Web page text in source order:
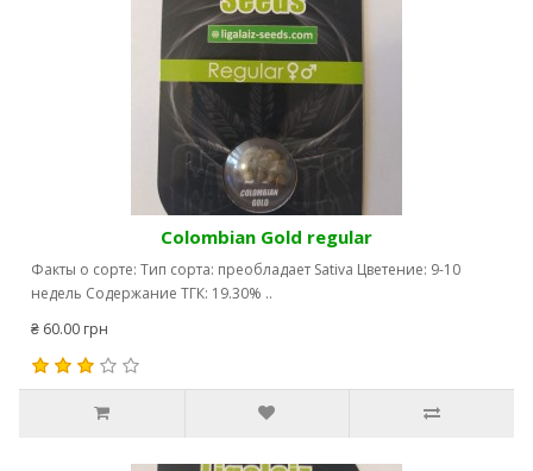
Colombian Gold regular
Факты о сорте: Тип сорта: преобладает Sativa Цветение: 9-10
недель Содержание ТГК: 19.30% ..
₴ 60.00 грн